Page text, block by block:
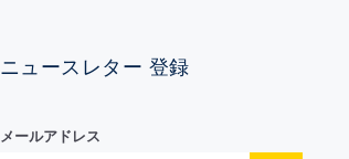
ニュースレター 登録
メールアドレス